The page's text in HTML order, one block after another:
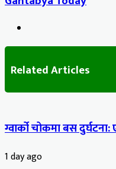
Related Articles
ग्वार्को चोकमा बस
1 day ago